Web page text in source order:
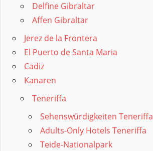
Delfine Gibraltar
Affen Gibraltar
Jerez de la Frontera
El Puerto de Santa Maria
Cadiz
Kanaren
Teneriffa
Sehenswürdigkeiten Teneriffa
Adults-Only Hotels Teneriffa
Teide-Nationalpark